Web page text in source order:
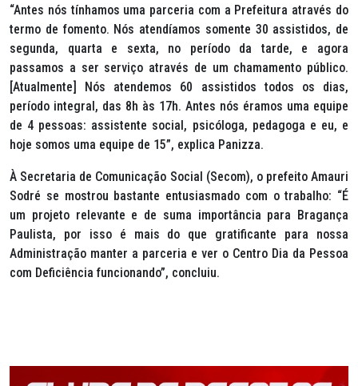
“Antes nós tínhamos uma parceria com a Prefeitura através do
termo de fomento. Nós atendíamos somente 30 assistidos, de
segunda, quarta e sexta, no período da tarde, e agora
passamos a ser serviço através de um chamamento público.
[Atualmente] Nós atendemos 60 assistidos todos os dias,
período integral, das 8h às 17h. Antes nós éramos uma equipe
de 4 pessoas: assistente social, psicóloga, pedagoga e eu, e
hoje somos uma equipe de 15”, explica Panizza.
À Secretaria de Comunicação Social (Secom), o prefeito Amauri
Sodré se mostrou bastante entusiasmado com o trabalho: “É
um projeto relevante e de suma importância para Bragança
Paulista, por isso é mais do que gratificante para nossa
Administração manter a parceria e ver o Centro Dia da Pessoa
com Deficiência funcionando”, concluiu.